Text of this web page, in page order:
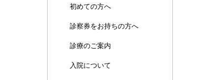
初めての方へ
診察券をお持ちの方へ
診療のご案内
入院について